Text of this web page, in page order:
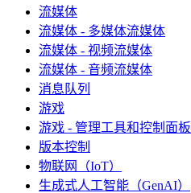
流媒体
流媒体 - 多媒体流媒体
流媒体 - 视频流媒体
流媒体 - 音频流媒体
消息队列
游戏
游戏 - 管理工具和控制面板
版本控制
物联网（IoT）
生成式人工智能（GenAI）